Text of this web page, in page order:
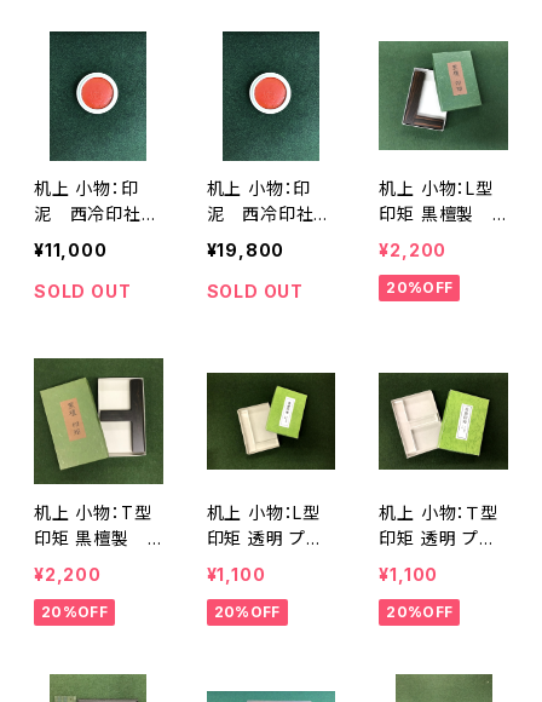
机上 小物：印
泥 西冷印社製
「箭鏃」 1両装 (3
0g) <商品番
号1398>
¥11,000
SOLD OUT
机上 小物：印
泥 西冷印社製
「箭鏃」 2両装
(60g) <商品
番号1399>
¥19,800
SOLD OUT
机上 小物：L型
印矩 黒檀製 <
商品番号1400>
¥2,200
20%OFF
机上 小物：T型
印矩 黒檀製 <
商品番号1401>
¥2,200
20%OFF
机上 小物：L型
印矩 透明 プラ
スチック製 <
商品番号1402>
¥1,100
20%OFF
机上 小物：Ｔ型
印矩 透明 プラ
スチック製 <
商品番号1403>
¥1,100
20%OFF